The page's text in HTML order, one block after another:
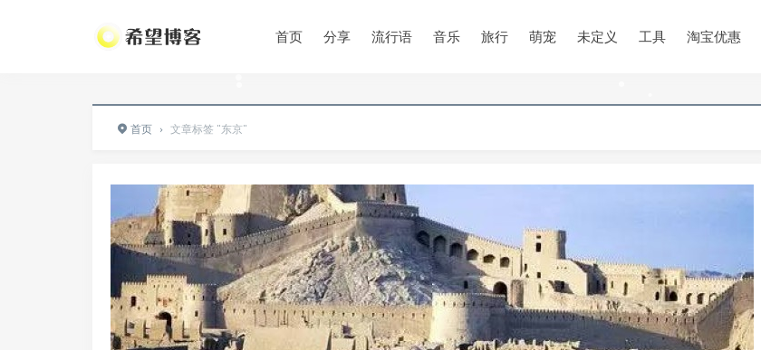
首页 分享 流行语 音乐 旅行 萌宠 未定义 工具 淘宝优惠
首页 › 文章标签 "东京"
•
•
•
•